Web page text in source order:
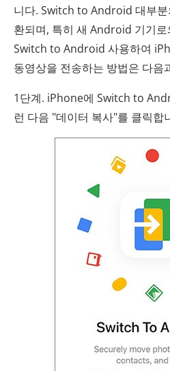
니다. Switch to Android 대부
환되며, 특히 새 Android 기기
Switch to Android 사용하여
동영상을 전송하는 방법은 다음
1단계. iPhone에 Switch to
런 다음 "데이터 복사"를 클릭합